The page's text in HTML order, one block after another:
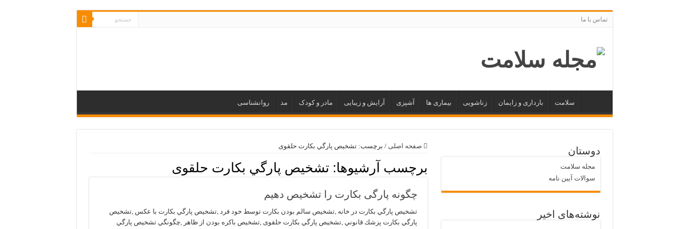
تماس با ما
سلامت بارداری و زایمان زناشویی بیماری ها آشپزی آرایش و زیبایی مادر و کودک مد روانشناسی
صفحه اصلی / برچسب:تشخيص پارگي بكارت حلقوی
برچسب آرشیوها:تشخيص پارگي بكارت حلقوی
چگونه پارگی بکارت را تشخیص دهیم
تشخيص پارگي بكارت در خانه ,تشخيص سالم بودن بكارت توسط خود فرد ,تشخيص پارگي بكارت با عکس ,تشخيص
پارگي بكارت پزشك قانوني ,تشخيص پارگي بكارت حلقوی ,تشخیص باکره بودن از ظاهر ,چگونگي تشخيص پارگي
دوستان
مجله سلامت
سوالات آیین نامه
نوشته‌های اخیر